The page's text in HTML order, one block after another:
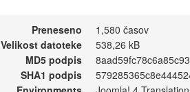
Preneseno
1,580 časov
Velikost datoteke
538,26 kB
MD5 podpis
SHA1 podpis